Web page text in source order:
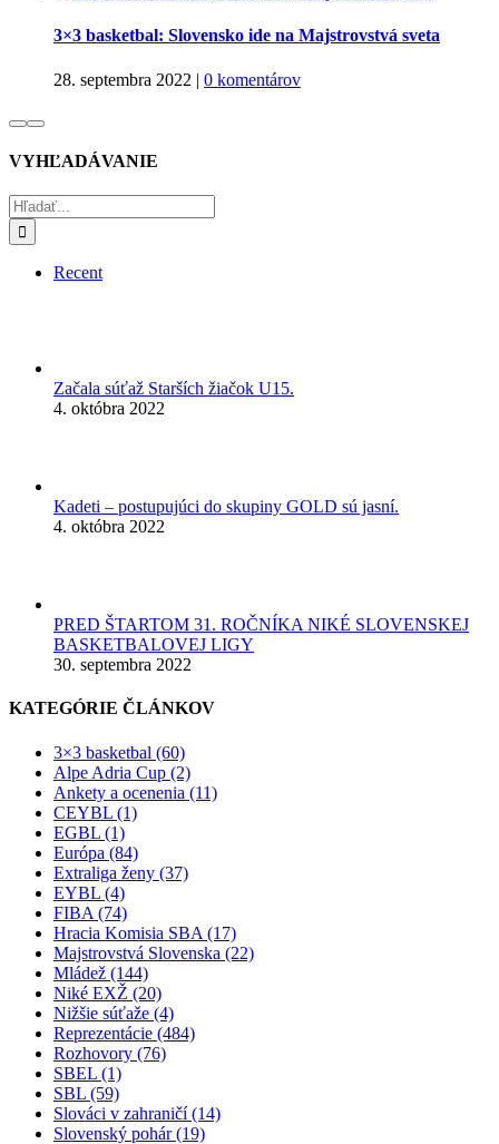
3×3 basketbal: Slovensko ide na Majstrovstvá sveta
28. septembra 2022 | 0 komentárov
VYHĽADÁVANIE
Hľadať:
Recent
Začala súťaž Starších žiačok U15.
4. októbra 2022
Kadeti – postupujúci do skupiny GOLD sú jasní.
4. októbra 2022
PRED ŠTARTOM 31. ROČNÍKA NIKÉ SLOVENSKEJ
BASKETBALOVEJ LIGY
30. septembra 2022
KATEGÓRIE ČLÁNKOV
3×3 basketbal (60)
Alpe Adria Cup (2)
Ankety a ocenenia (11)
CEYBL (1)
EGBL (1)
Európa (84)
Extraliga ženy (37)
EYBL (4)
FIBA (74)
Hracia Komisia SBA (17)
Majstrovstvá Slovenska (22)
Mládež (144)
Niké EXŽ (20)
Nižšie súťaže (4)
Reprezentácie (484)
Rozhovory (76)
SBEL (1)
SBL (59)
Slováci v zahraničí (14)
Slovenský pohár (19)